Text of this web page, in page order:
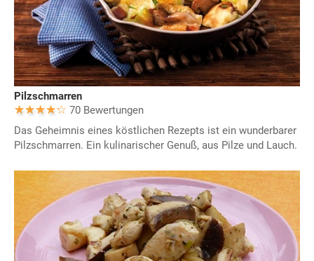
Pilzschmarren
70 Bewertungen
Das Geheimnis eines köstlichen Rezepts ist ein wunderbarer
Pilzschmarren. Ein kulinarischer Genuß, aus Pilze und Lauch.